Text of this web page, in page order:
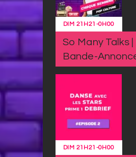
DIM 21H21 -0H00
So Many Talks |
Bande-
DIM 21H21 -0H00